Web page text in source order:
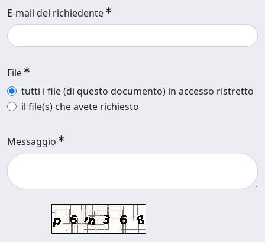
E-mail del richiedente
File
tutti i file (di questo documento) in accesso ristretto
il file(s) che avete richiesto
Messaggio